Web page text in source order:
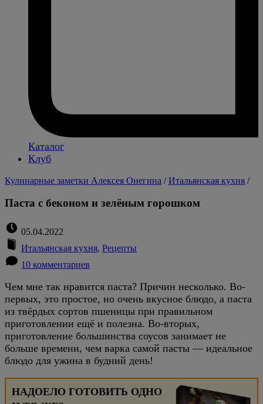
Каталог
Клуб
Кулинарные заметки Алексея Онегина /Итальянская кухня /
Паста с беконом и зелёным горошком
05.04.2022
Итальянская кухня, Рецепты
10 комментариев
Чем мне так нравится паста? Причин несколько. Во-
первых, это простое, но очень вкусное блюдо, а паста
из твёрдых сортов пшеницы при правильном
приготовлении ещё и полезна. Во-вторых,
приготовление большинства соусов занимает не
больше времени, чем варка самой пасты — идеальное
блюдо для ужина в будний день!
НАДОЕЛО ГОТОВИТЬ ОДНО